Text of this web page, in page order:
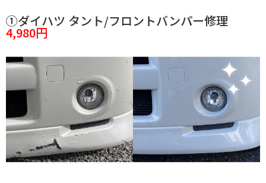
①ダイハツ タント/フロントバンパー修理
4,980円